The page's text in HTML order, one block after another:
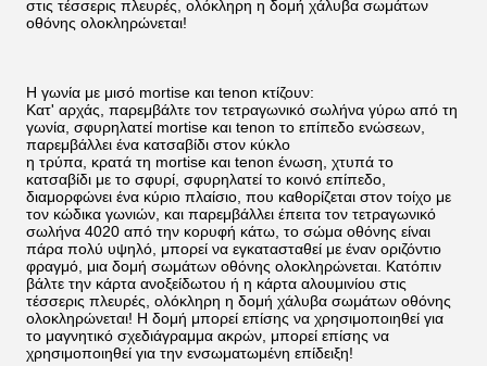
στις τέσσερις πλευρές, ολόκληρη η δομή χάλυβα σωμάτων
οθόνης ολοκληρώνεται!
Η γωνία με μισό mortise και tenon κτίζουν:
Κατ' αρχάς, παρεμβάλτε τον τετραγωνικό σωλήνα γύρω από τη
γωνία, σφυρηλατεί mortise και tenon το επίπεδο ενώσεων,
παρεμβάλλει ένα κατσαβίδι στον κύκλο
η τρύπα, κρατά τη mortise και tenon ένωση, χτυπά το
κατσαβίδι με το σφυρί, σφυρηλατεί το κοινό επίπεδο,
διαμορφώνει ένα κύριο πλαίσιο, που καθορίζεται στον τοίχο με
τον κώδικα γωνιών, και παρεμβάλλει έπειτα τον τετραγωνικό
σωλήνα 4020 από την κορυφή κάτω, το σώμα οθόνης είναι
πάρα πολύ υψηλό, μπορεί να εγκατασταθεί με έναν οριζόντιο
φραγμό, μια δομή σωμάτων οθόνης ολοκληρώνεται. Κατόπιν
βάλτε την κάρτα ανοξείδωτου ή η κάρτα αλουμινίου στις
τέσσερις πλευρές, ολόκληρη η δομή χάλυβα σωμάτων οθόνης
ολοκληρώνεται! Η δομή μπορεί επίσης να χρησιμοποιηθεί για
το μαγνητικό σχεδιάγραμμα ακρών, μπορεί επίσης να
χρησιμοποιηθεί για την ενσωματωμένη επίδειξη!